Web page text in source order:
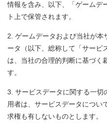
情報を含み、以下、「ゲームデ
ト上で保管されます。
ゲームデータおよび当社が本
ータ（以下、総称して「サービ
は、当社の合理的判断に基づく
す。
サービスデータに関する一切
用者は、サービスデータについ
求権も有しないものとします。